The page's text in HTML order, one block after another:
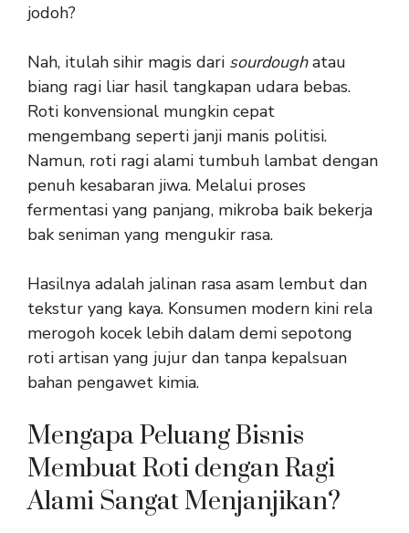
jodoh?
Nah, itulah sihir magis dari sourdoughatau
biang ragi liar hasil tangkapan udara bebas.
Roti konvensional mungkin cepat
mengembang seperti janji manis politisi.
Namun, roti ragi alami tumbuh lambat dengan
penuh kesabaran jiwa. Melalui proses
fermentasi yang panjang, mikroba baik bekerja
bak seniman yang mengukir rasa.
Hasilnya adalah jalinan rasa asam lembut dan
tekstur yang kaya. Konsumen modern kini rela
merogoh kocek lebih dalam demi sepotong
roti artisan yang jujur dan tanpa kepalsuan
bahan pengawet kimia.
Mengapa Peluang Bisnis
Membuat Roti dengan Ragi
Alami Sangat Menjanjikan?